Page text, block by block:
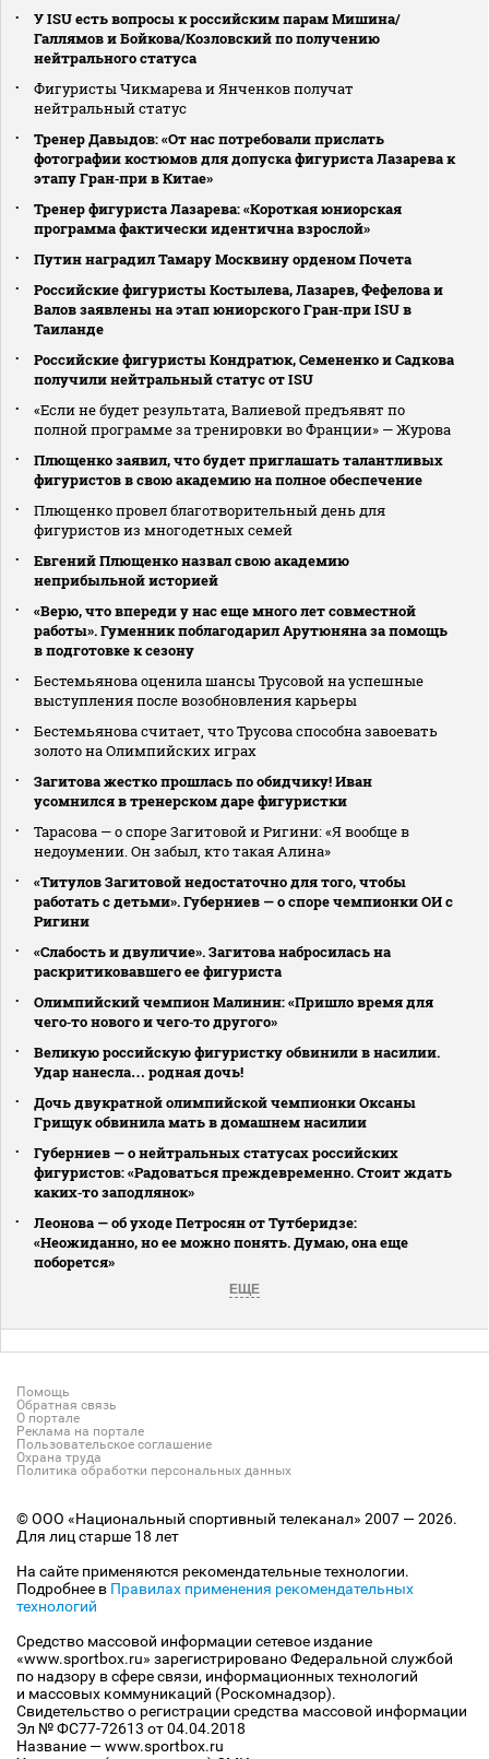
У ISU есть вопросы к российским парам Мишина/
Галлямов и Бойкова/Козловский по получению
нейтрального статуса
Фигуристы Чикмарева и Янченков получат
нейтральный статус
Тренер Давыдов: «От нас потребовали прислать
фотографии костюмов для допуска фигуриста Лазарева к
этапу Гран‑при в Китае»
Тренер фигуриста Лазарева: «Короткая юниорская
программа фактически идентична взрослой»
Путин наградил Тамару Москвину орденом Почета
Российские фигуристы Костылева, Лазарев, Фефелова и
Валов заявлены на этап юниорского Гран‑при ISU в
Таиланде
Российские фигуристы Кондратюк, Семененко и Садкова
получили нейтральный статус от ISU
«Если не будет результата, Валиевой предъявят по
полной программе за тренировки во Франции» — Журова
Плющенко заявил, что будет приглашать талантливых
фигуристов в свою академию на полное обеспечение
Плющенко провел благотворительный день для
фигуристов из многодетных семей
Евгений Плющенко назвал свою академию
неприбыльной историей
«Верю, что впереди у нас еще много лет совместной
работы». Гуменник поблагодарил Арутюняна за помощь
в подготовке к сезону
Бестемьянова оценила шансы Трусовой на успешные
выступления после возобновления карьеры
Бестемьянова считает, что Трусова способна завоевать
золото на Олимпийских играх
Загитова жестко прошлась по обидчику! Иван
усомнился в тренерском даре фигуристки
Тарасова — о споре Загитовой и Ригини: «Я вообще в
недоумении. Он забыл, кто такая Алина»
«Титулов Загитовой недостаточно для того, чтобы
работать с детьми». Губерниев — о споре чемпионки ОИ с
Ригини
«Слабость и двуличие». Загитова набросилась на
раскритиковавшего ее фигуриста
Олимпийский чемпион Малинин: «Пришло время для
чего‑то нового и чего‑то другого»
Великую российскую фигуристку обвинили в насилии.
Удар нанесла… родная дочь!
Дочь двукратной олимпийской чемпионки Оксаны
Грищук обвинила мать в домашнем насилии
Губерниев — о нейтральных статусах российских
фигуристов: «Радоваться преждевременно. Стоит ждать
каких‑то заподлянок»
Леонова — об уходе Петросян от Тутберидзе:
«Неожиданно, но ее можно понять. Думаю, она еще
поборется»
ЕЩЕ
Помощь
Обратная связь
О портале
Реклама на портале
Пользовательское соглашение
Охрана труда
Политика обработки персональных данных
© ООО «Национальный спортивный телеканал» 2007 — 2026.
Для лиц старше 18 лет
На сайте применяются рекомендательные технологии.
Подробнее в Правилах применения рекомендательных
технологий
Средство массовой информации сетевое издание
«www.sportbox.ru» зарегистрировано Федеральной службой
по надзору в сфере связи, информационных технологий
и массовых коммуникаций (Роскомнадзор).
Свидетельство о регистрации средства массовой информации
Эл № ФС77-72613 от 04.04.2018
Название — www.sportbox.ru